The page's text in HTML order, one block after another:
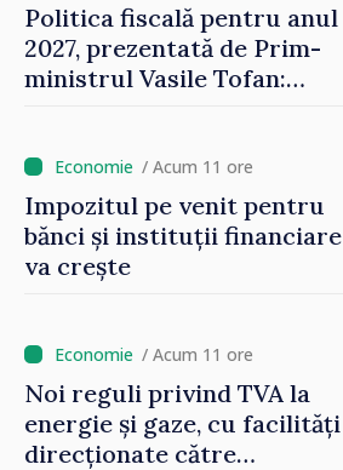
Politica fiscală pentru anul
2027, prezentată de Prim-
ministrul Vasile Tofan:
taxare mai echitabilă
/ Acum 11 ore
Impozitul pe venit pentru
bănci și instituții financiare
va crește
/ Acum 11 ore
Noi reguli privind TVA la
energie și gaze, cu facilități
direcționate către